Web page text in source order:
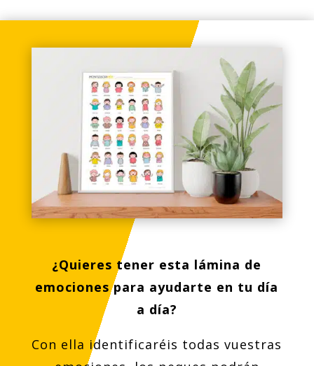
¿Quieres tener esta lámina de
emociones para ayudarte en tu día
a día?
Con ella identificaréis todas vuestras